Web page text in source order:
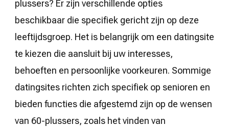
plussers? Er zijn verschillende opties
beschikbaar die specifiek gericht zijn op deze
leeftijdsgroep. Het is belangrijk om een datingsite
te kiezen die aansluit bij uw interesses,
behoeften en persoonlijke voorkeuren. Sommige
datingsites richten zich specifiek op senioren en
bieden functies die afgestemd zijn op de wensen
van 60-plussers, zoals het vinden van